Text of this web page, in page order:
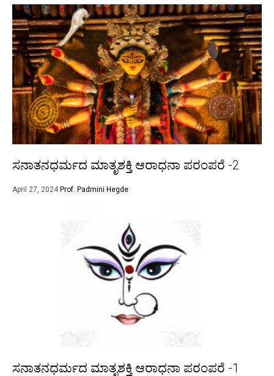
ಸನಾತನಧರ್ಮದ ಮಾತೃಶಕ್ತಿ ಆರಾಧನಾ ಪರಂಪರೆ -2
April 27, 2024 Prof. Padmini Hegde
ಸನಾತನಧರ್ಮದ ಮಾತೃಶಕ್ತಿ ಆರಾಧನಾ ಪರಂಪರೆ -1